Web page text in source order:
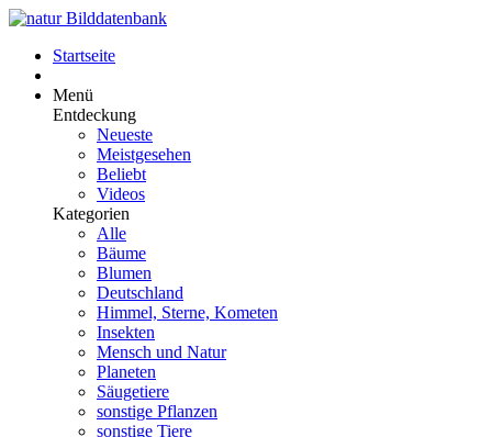
Startseite
Menü
Entdeckung
Neueste
Meistgesehen
Beliebt
Videos
Kategorien
Alle
Bäume
Blumen
Deutschland
Himmel, Sterne, Kometen
Insekten
Mensch und Natur
Planeten
Säugetiere
sonstige Pflanzen
sonstige Tiere